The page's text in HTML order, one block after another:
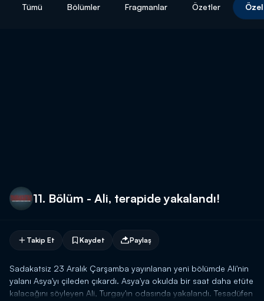
Tümü Bölümler Fragmanlar Özetler
11. Bölüm - Ali, terapide yakalandı!
Takip Et Kaydet Paylaş
Sadakatsiz 23 Aralık Çarşamba yayınlanan yeni bölümde Ali'nin
yalanı Asya'yı çileden çıkardı. Asya'ya okulda bir saat daha etüte
kalacağını söyleyen Ali, Turgay'ın odasında yakalandı. Tesadüfen